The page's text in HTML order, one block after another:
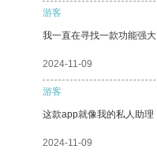
游客
我一直在寻找一款功能强
2024-11-09
游客
这款app就像我的私人助理
2024-11-09